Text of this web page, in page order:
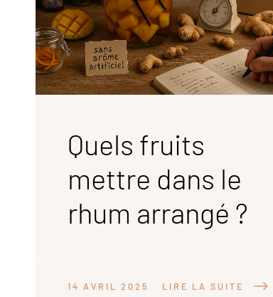
Quels fruits
mettre dans le
rhum arrangé ?
14 AVRIL 2025 LIRE LA SUITE